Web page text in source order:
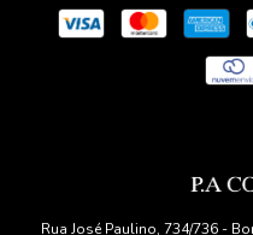
Rua José Paulino, 734/736 -